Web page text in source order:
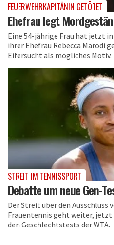
FEUERWEHRKAPITÄNIN GETÖTET
Ehefrau legt
Eine 54-jährige Frau hat jetzt
ihrer Ehefrau Rebecca Marodi
Eifersucht als mögliches Motiv.
STREIT IM TENNISSPORT
Debatte um neue Gen-
Der Streit über den
Frauentennis geht weiter, jetzt
den Geschlechtstests der WTA.